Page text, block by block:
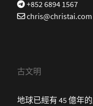
+852 6894 1567
chris@christai.com
古文明
地球已經有 45 億年